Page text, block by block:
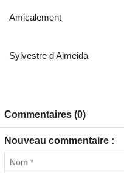
Amicalement
Sylvestre d'Almeida
Commentaires (0)
Nouveau commentaire :